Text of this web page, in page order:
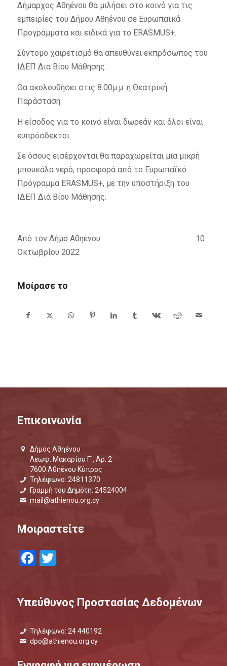
Δήμαρχος Αθηένου θα μιλήσει στο κοινό για τις
εμπειρίες του Δήμου Αθηένου σε Ευρωπαϊκά
Προγράμματα και ειδικά για το ERASMUS+.
Σύντομο χαιρετισμό θα απευθύνει εκπρόσωπος του
ΙΔΕΠ Δια Βίου Μάθησης.
Θα ακολουθήσει στις 8.00μ.μ. η Θεατρική
Παράσταση.
Η είσοδος για το κοινό είναι δωρεάν και όλοι είναι
ευπρόσδεκτοι.
Σε όσους εισέρχονται θα παραχωρείται μια μικρή
μπουκάλα νερό, προσφορά από το Ευρωπαϊκό
Πρόγραμμα ERASMUS+, με την υποστήριξη του
ΙΔΕΠ Διά Βίου Μάθησης.
Από τον Δήμο Αθηένου 10
Οκτωβρίου 2022
Μοίρασε το
Επικοινωνία
Δήμος Αθηένου
Λεωφ. Μακαρίου Γ΄, Αρ. 2
7600 Αθηένου Κύπρος
Τηλέφωνο: 24811370
Γραμμή του Δημότη: 24524004
mail@athienou.org.cy
Μοιραστείτε
Facebook
Twitter
Υπεύθυνος Προστασίας Δεδομένων
Τηλέφωνο: 24 440192
dpo@athienou.org.cy